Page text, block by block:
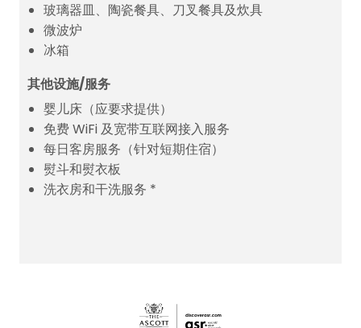
玻璃器皿、陶瓷餐具、刀叉餐具及炊具
微波炉
冰箱
其他设施/服务
婴儿床（应要求提供）
免费 WiFi 及宽带互联网接入服务
每日客房服务（针对短期住宿）
熨斗和熨衣板
洗衣房和干洗服务 *